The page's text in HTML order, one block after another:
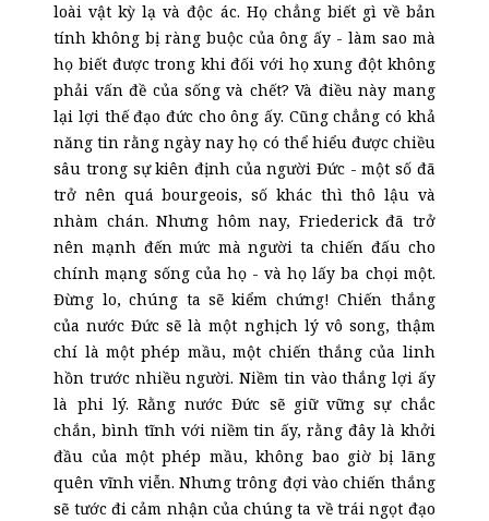
loài vật kỳ lạ và độc ác. Họ chẳng biết gì về bản
tính không bị ràng buộc của ông ấy - làm sao mà
họ biết được trong khi đối với họ xung đột không
phải vấn đề của sống và chết? Và điều này mang
lại lợi thế đạo đức cho ông ấy. Cũng chẳng có khả
năng tin rằng ngày nay họ có thể hiểu được chiều
sâu trong sự kiên định của người Đức - một số đã
trở nên quá bourgeois, số khác thì thô lậu và
nhàm chán. Nhưng hôm nay, Friederick đã trở
nên mạnh đến mức mà người ta chiến đấu cho
chính mạng sống của họ - và họ lấy ba chọi một.
Đừng lo, chúng ta sẽ kiểm chứng! Chiến thắng
của nước Đức sẽ là một nghịch lý vô song, thậm
chí là một phép mầu, một chiến thắng của linh
hồn trước nhiều người. Niềm tin vào thắng lợi ấy
là phi lý. Rằng nước Đức sẽ giữ vững sự chắc
chắn, bình tĩnh với niềm tin ấy, rằng đây là khởi
đầu của một phép mầu, không bao giờ bị lãng
quên vĩnh viễn. Nhưng trông đợi vào chiến thắng
sẽ tước đi cảm nhận của chúng ta về trái ngọt đạo